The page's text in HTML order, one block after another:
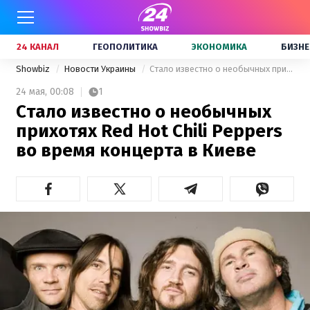
24 КАНАЛ ГЕОПОЛИТИКА ЭКОНОМИКА
Showbiz Новости Украины Стало известно о необычных прихотях Red Hot Chili Peppers во время концерта в Киеве
24 мая, 00:08 1
Стало известно о необычных
прихотях Red Hot Chili Peppers
во время концерта в Киеве